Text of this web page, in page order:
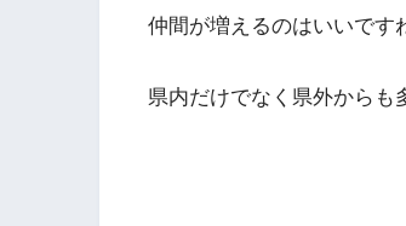
仲間が増えるのはいいです
県内だけでなく県外からも